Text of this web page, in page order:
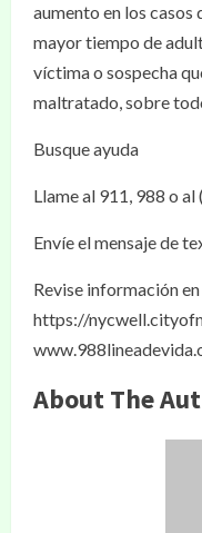
aumento en los
mayor tiempo de
víctima o sospecha
maltratado, sobre
Busque ayuda
Llame al 911, 988 o
Envíe el mensaje de
Revise información en
https://
About The